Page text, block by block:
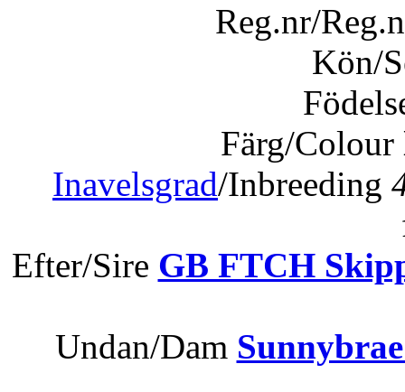
Reg.nr/
Kön/
Färg/Colour
Inavelsgrad/Inbreeding
Efter/Sire GB FTCH
Undan/Dam